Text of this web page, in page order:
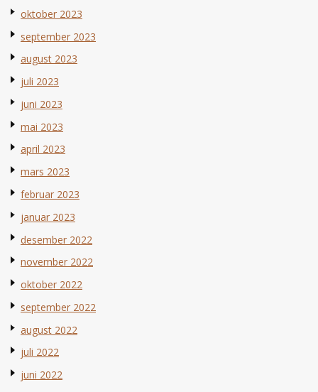
oktober 2023
september 2023
august 2023
juli 2023
juni 2023
mai 2023
april 2023
mars 2023
februar 2023
januar 2023
desember 2022
november 2022
oktober 2022
september 2022
august 2022
juli 2022
juni 2022